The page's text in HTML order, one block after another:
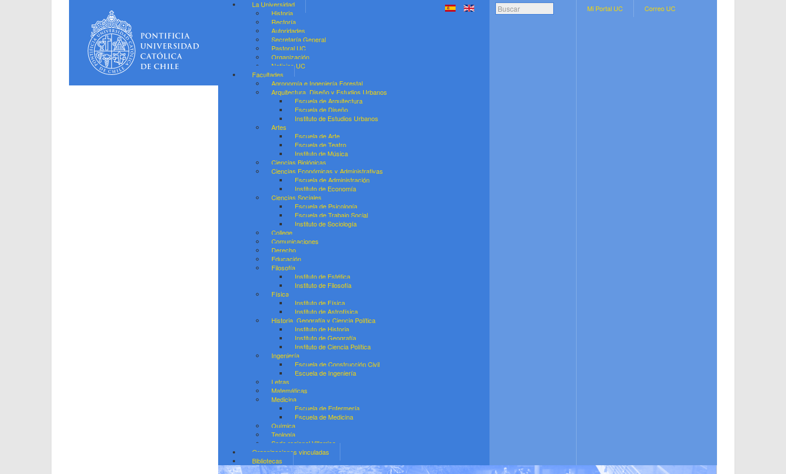
La Universidad
Historia
Rectoría
Autoridades
Secretaría General
Pastoral UC
Organización
Noticias UC
Facultades
Agronomía e Ingeniería Forestal
Arquitectura, Diseño y Estudios Urbanos
Escuela de Arquitectura
Escuela de Diseño
Instituto de Estudios Urbanos
Artes
Escuela de Arte
Escuela de Teatro
Instituto de Música
Ciencias Biológicas
Ciencias Económicas y Administrativas
Escuela de Administración
Instituto de Economía
Ciencias Sociales
Escuela de Psicología
Escuela de Trabajo Social
Instituto de Sociología
College
Comunicaciones
Derecho
Educación
Filosofía
Instituto de Estética
Instituto de Filosofía
Física
Instituto de Física
Instituto de Astrofísica
Historia, Geografía y Ciencia Política
Instituto de Historia
Instituto de Geografía
Instituto de Ciencia Política
Ingeniería
Escuela de Construcción Civil
Escuela de Ingeniería
Letras
Matemáticas
Medicina
Escuela de Enfermería
Escuela de Medicina
Química
Teología
Sede regional Villarrica
Organizaciones vinculadas
Bibliotecas
Buscar... Mi Portal UC Correo UC